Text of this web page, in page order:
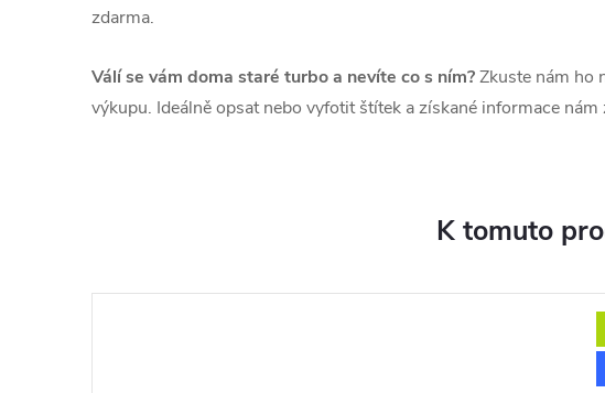
zdarma.
Válí se vám doma staré turbo a nevíte co s ním?Zkuste nám ho
výkupu. Ideálně opsat nebo vyfotit štítek a získané informace nám
K tomuto